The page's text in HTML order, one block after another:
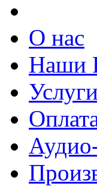
О нас
Наши
Услуги